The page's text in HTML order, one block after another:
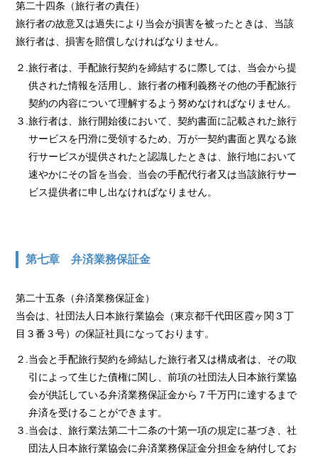
第二十四条（旅行者の責任）
旅行者の故意又は過失により当会が損害を被ったときは、当該
旅行者は、損害を賠償しなければなりません。
２.旅行者は、手配旅行契約を締結するに際しては、当会から提
供された情報を活用し、旅行者の権利義務その他の手配旅行
契約の内容について理解するよう努めなければなりません。
３.旅行者は、旅行開始後において、契約書面に記載された旅行
サービスを円滑に受領するため、万が一契約書面と異なる旅
行サービスが提供されたと認識したときは、旅行地において
速やかにその旨を当会、当会の手配代行者又は当該旅行サー
ビス提供者に申し出なければなりません。
第七章 弁済業務保証金
第二十五条（弁済業務保証金）
当会は、社団法人日本旅行業協会（東京都千代田区霞ヶ関３丁
目３番３号）の保証社員になっております。
２.当会と手配旅行契約を締結した旅行者又は構成者は、その取
引によって生じた債権に関し、前項の社団法人日本旅行業協
会が供託している弁済業務保証金から７千万円に達するまで
弁済を受けることができます。
３.当会は、旅行業法第二十二条の十第一項の規定に基づき、社
団法人日本旅行業協会に弁済業務保証金分担金を納付してお